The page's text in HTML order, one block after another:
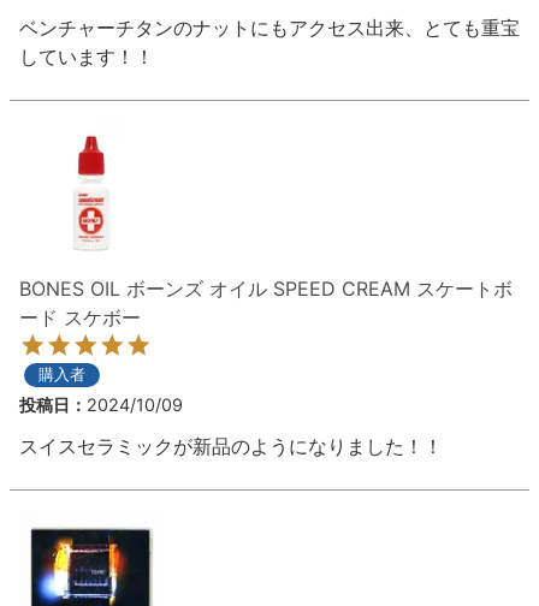
ベンチャーチタンのナットにもアクセス出来、とても重宝
しています！！
BONES OIL ボーンズ オイル SPEED CREAM スケートボ
ード スケボー
購入者
投稿日 2024/10/09
スイスセラミックが新品のようになりました！！